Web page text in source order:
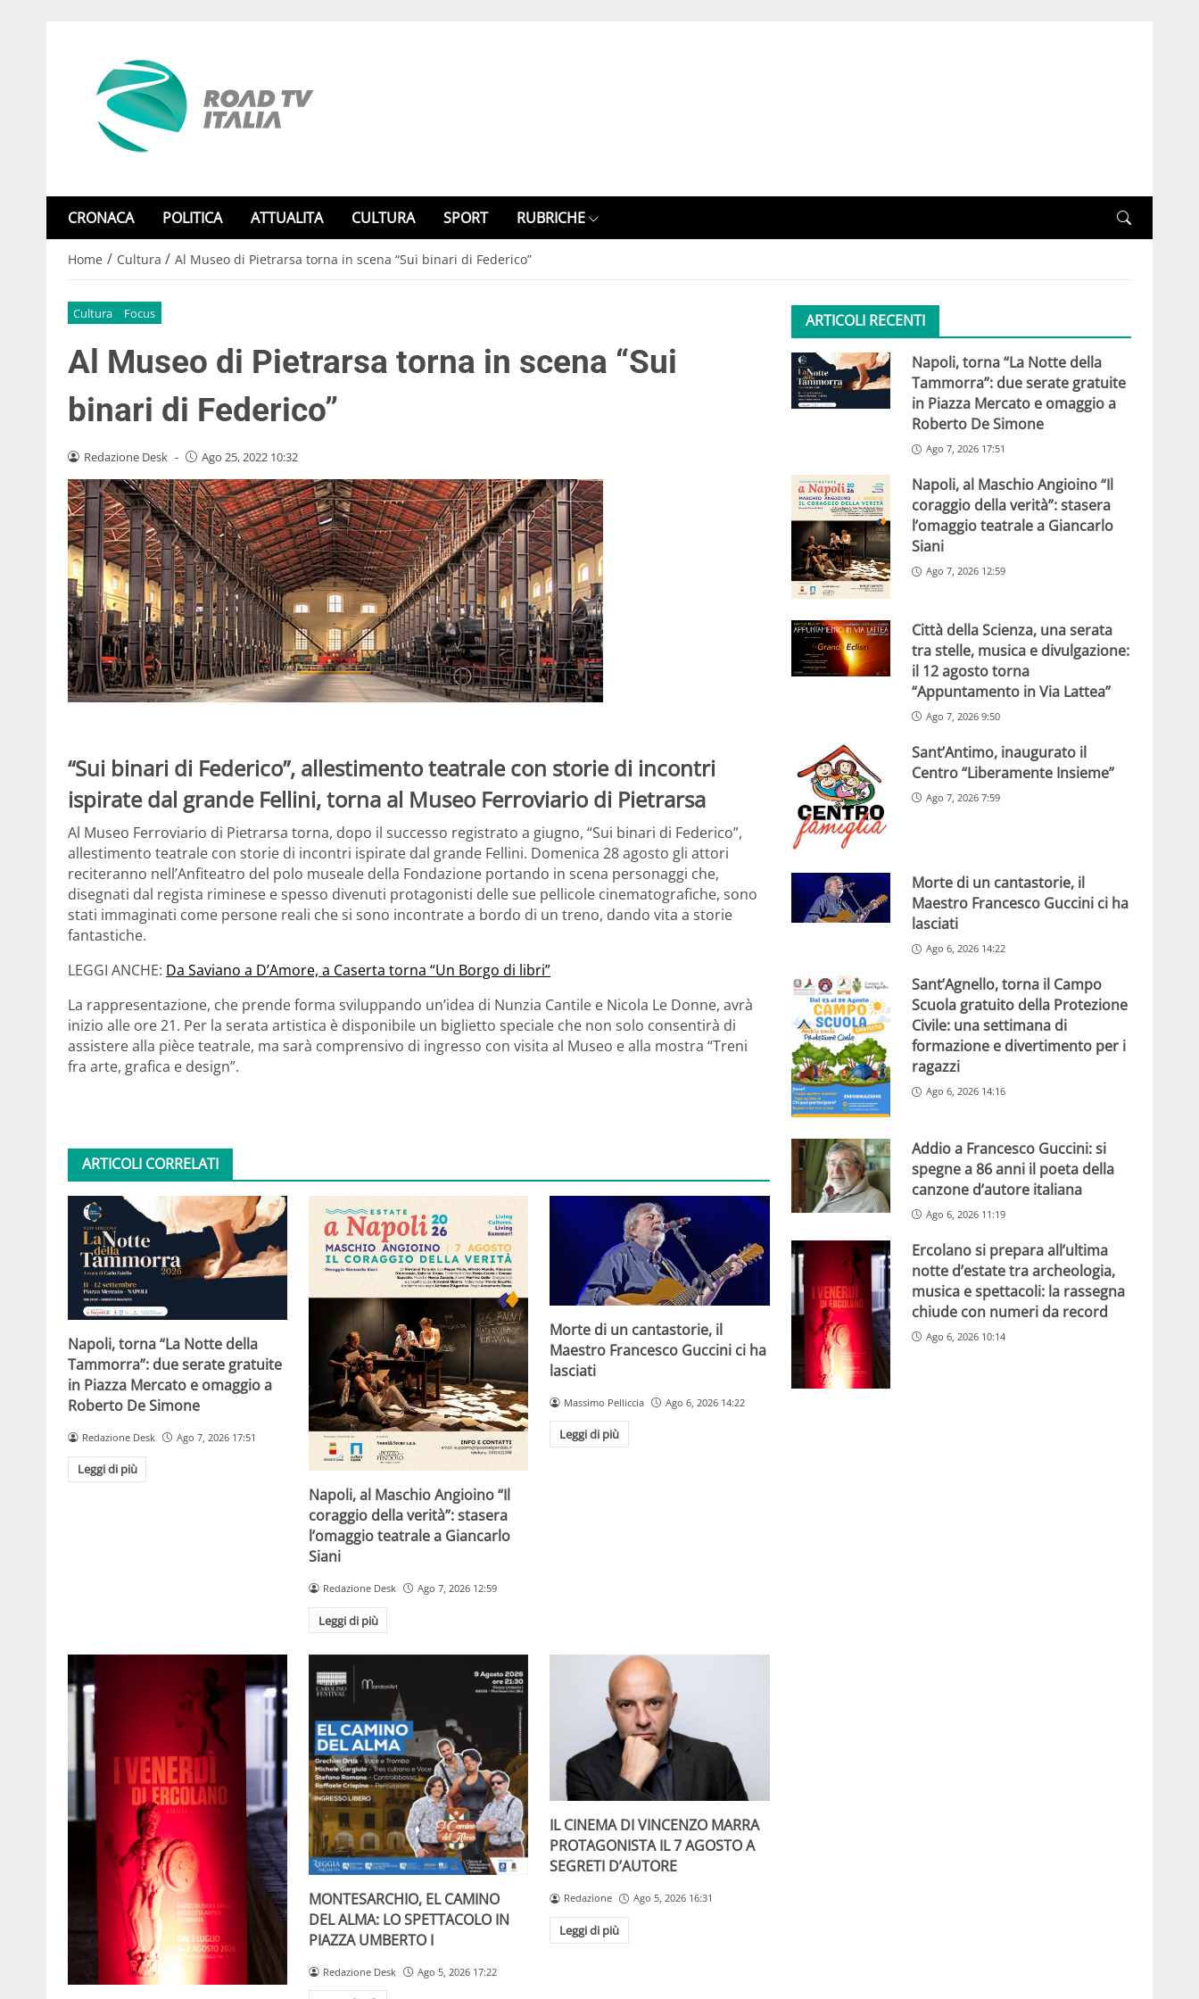
CRONACA POLITICA ATTUALITA CULTURA SPORT RUBRICHE
Home / Cultura / Al Museo di Pietrarsa torna in scena “Sui binari di Federico”
Cultura Focus
Al Museo di Pietrarsa torna in scena “Sui
binari di Federico”
Redazione Desk - Ago 25, 2022 10:32
“Sui binari di Federico”, allestimento teatrale con storie di incontri
ispirate dal grande Fellini, torna al Museo Ferroviario di Pietrarsa
Al Museo Ferroviario di Pietrarsa torna, dopo il successo registrato a giugno, “Sui binari di Federico”,
allestimento teatrale con storie di incontri ispirate dal grande Fellini. Domenica 28 agosto gli attori
reciteranno nell’Anfiteatro del polo museale della Fondazione portando in scena personaggi che,
disegnati dal regista riminese e spesso divenuti protagonisti delle sue pellicole cinematografiche, sono
stati immaginati come persone reali che si sono incontrate a bordo di un treno, dando vita a storie
fantastiche.
LEGGI ANCHE: Da Saviano a D’Amore, a Caserta torna “Un Borgo di libri”
La rappresentazione, che prende forma sviluppando un’idea di Nunzia Cantile e Nicola Le Donne, avrà
inizio alle ore 21. Per la serata artistica è disponibile un biglietto speciale che non solo consentirà di
assistere alla pièce teatrale, ma sarà comprensivo di ingresso con visita al Museo e alla mostra “Treni
fra arte, grafica e design”.
ARTICOLI CORRELATI
Napoli, torna “La Notte della
Tammorra”: due serate gratuite
in Piazza Mercato e omaggio a
Roberto De Simone
Redazione Desk Ago 7, 2026 17:51
Leggi di più
Napoli, al Maschio Angioino “Il
coraggio della verità”: stasera
l’omaggio teatrale a Giancarlo
Siani
Redazione Desk Ago 7, 2026 12:59
Leggi di più
Morte di un cantastorie, il
Maestro Francesco Guccini ci ha
lasciati
Massimo Pelliccia Ago 6, 2026 14:22
Leggi di più
MONTESARCHIO, EL CAMINO
DEL ALMA: LO SPETTACOLO IN
PIAZZA UMBERTO I
Redazione Desk Ago 5, 2026 17:22
IL CINEMA DI VINCENZO MARRA
PROTAGONISTA IL 7 AGOSTO A
SEGRETI D’AUTORE
Redazione Ago 5, 2026 16:31
Leggi di più
ARTICOLI RECENTI
Napoli, torna “La Notte della
Tammorra”: due serate gratuite
in Piazza Mercato e omaggio a
Roberto De Simone
Ago 7, 2026 17:51
Napoli, al Maschio Angioino “Il
coraggio della verità”: stasera
l’omaggio teatrale a Giancarlo
Siani
Ago 7, 2026 12:59
Città della Scienza, una serata
tra stelle, musica e divulgazione:
il 12 agosto torna
“Appuntamento in Via Lattea”
Ago 7, 2026 9:50
Sant’Antimo, inaugurato il
Centro “Liberamente Insieme”
Ago 7, 2026 7:59
Morte di un cantastorie, il
Maestro Francesco Guccini ci ha
lasciati
Ago 6, 2026 14:22
Sant’Agnello, torna il Campo
Scuola gratuito della Protezione
Civile: una settimana di
formazione e divertimento per i
ragazzi
Ago 6, 2026 14:16
Addio a Francesco Guccini: si
spegne a 86 anni il poeta della
canzone d’autore italiana
Ago 6, 2026 11:19
Ercolano si prepara all’ultima
notte d’estate tra archeologia,
musica e spettacoli: la rassegna
chiude con numeri da record
Ago 6, 2026 10:14